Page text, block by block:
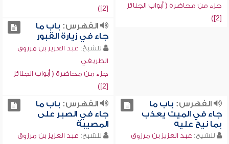
جزء من محاضرة ( أبواب الجنائز
[2])
[2])
الفهرس: باب ما
جاء في زيارة القبور
للشيخ: عبد العزيز بن مرزوق
الطريفي
جزء من محاضرة ( أبواب الجنائز
[2])
الفهرس: باب ما
جاء في الميت يعذب
بما نيح عليه
للشيخ: عبد العزيز بن مرزوق
الفهرس: باب ما
جاء في الصبر على
المصيبة
للشيخ: عبد العزيز بن مرزوق